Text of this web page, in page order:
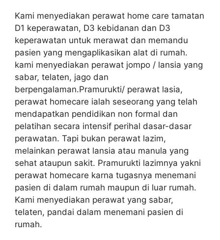
Kami menyediakan perawat home care tamatan
D1 keperawatan, D3 kebidanan dan D3
keperawatan untuk merawat dan memandu
pasien yang mengaplikasikan alat di rumah.
kami menyediakan perawat jompo / lansia yang
sabar, telaten, jago dan
berpengalaman.Pramurukti/ perawat lasia,
perawat homecare ialah seseorang yang telah
mendapatkan pendidikan non formal dan
pelatihan secara intensif perihal dasar-dasar
perawatan. Tapi bukan perawat lazim,
melainkan perawat lansia atau manula yang
sehat ataupun sakit. Pramurukti lazimnya yakni
perawat homecare karna tugasnya menemani
pasien di dalam rumah maupun di luar rumah.
Kami menyediakan perawat yang sabar,
telaten, pandai dalam menemani pasien di
rumah.